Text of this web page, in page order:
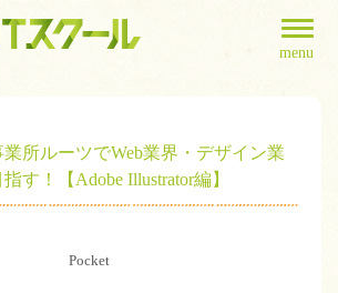
menu
所ルーツでWeb業界・デザイン業
す！【Adobe Illustrator編】
Pocket